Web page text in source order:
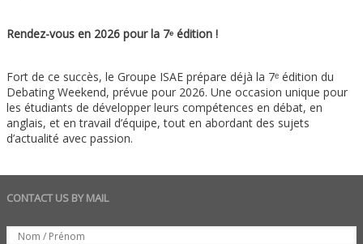
Rendez-vous en 2026 pour la 7ᵉ édition !
Fort de ce succès, le Groupe ISAE prépare déjà la 7ᵉ édition du
Debating Weekend, prévue pour 2026. Une occasion unique pour
les étudiants de développer leurs compétences en débat, en
anglais, et en travail d’équipe, tout en abordant des sujets
d’actualité avec passion.
CONTACT US BY MAIL
Set
Nom